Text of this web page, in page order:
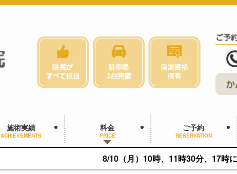
施術実績
ACHIEVEMENTS
料金
PRICE
ご予約
RESERVATION
8/10（月）10時、11時30分、17時に空きがあります。